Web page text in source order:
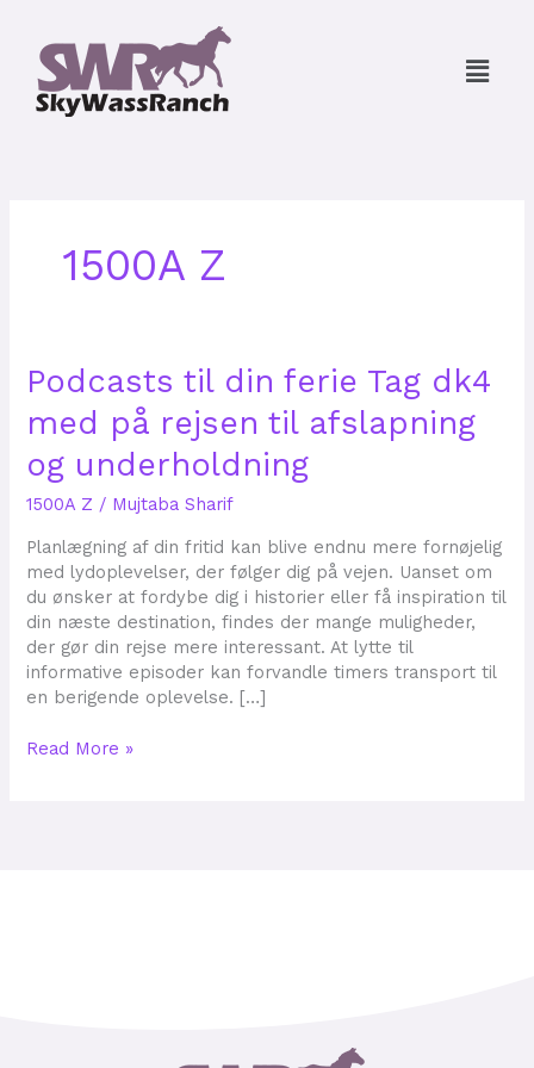
content
Menu
1500A Z
Podcasts til din ferie Tag dk4
med på rejsen til afslapning
og underholdning
1500A Z / Mujtaba Sharif
Planlægning af din fritid kan blive endnu mere fornøjelig
med lydoplevelser, der følger dig på vejen. Uanset om
du ønsker at fordybe dig i historier eller få inspiration til
din næste destination, findes der mange muligheder,
der gør din rejse mere interessant. At lytte til
informative episoder kan forvandle timers transport til
en berigende oplevelse. […]
Podcasts
til
din
Tag
dk4
på
rejsen
til
afslapning
og
underholdning
Read More »